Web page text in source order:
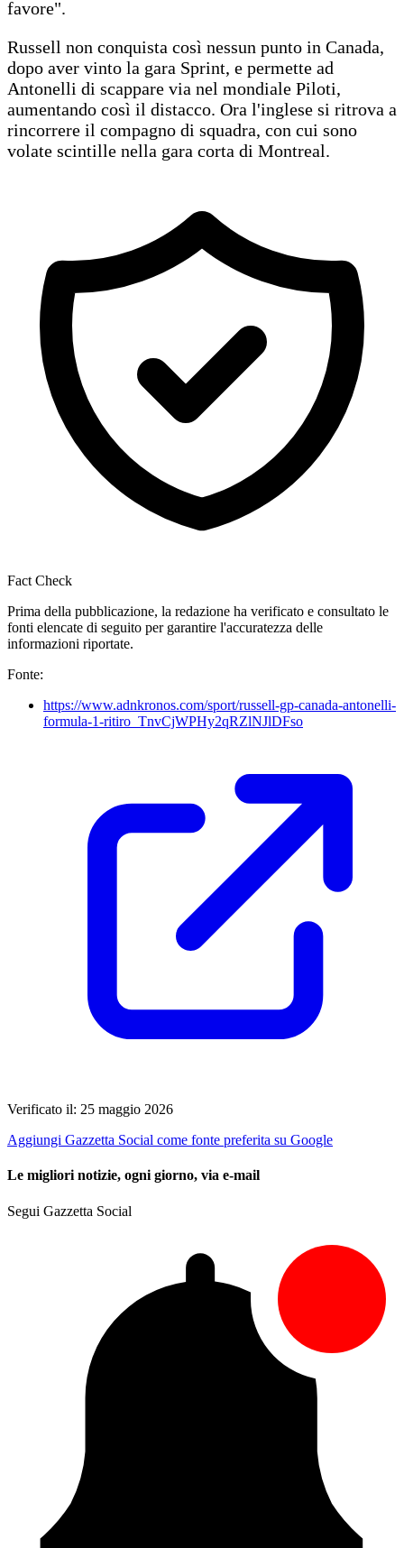
favore".
Russell non conquista così nessun punto in Canada,
dopo aver vinto la gara Sprint, e permette ad
Antonelli di scappare via nel mondiale Piloti,
aumentando così il distacco. Ora l'inglese si ritrova a
rincorrere il compagno di squadra, con cui sono
volate scintille nella gara corta di Montreal.
Fact Check
Prima della pubblicazione, la redazione ha verificato e consultato le
fonti elencate di seguito per garantire l'accuratezza delle
informazioni riportate.
Fonte:
https://www.adnkronos.com/sport/russell-gp-canada-antonelli-
formula-1-ritiro_TnvCjWPHy2qRZlNJlDFso
Verificato il: 25 maggio 2026
Aggiungi Gazzetta Social come fonte preferita su Google
Le migliori notizie, ogni giorno, via e-mail
Segui Gazzetta Social